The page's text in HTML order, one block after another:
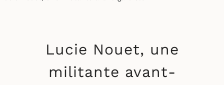
Lucie Nouet, une
militante avant-